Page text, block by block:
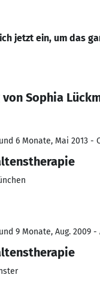
jetzt ein, um das
Sophia
6 Monate, Mai 2013 -
9 Monate, Aug. 2009 -